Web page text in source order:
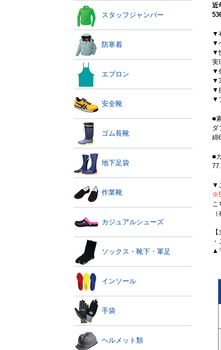
スタッフジャンパー
防寒着
エプロン
安全靴
ゴム長靴
地下足袋
作業靴
カジュアルシューズ
ソックス・靴下・軍足
インソール
手袋
ヘルメット類
近
▼
▼
▼
実
▼
▼
▼
■
ダ
綿
■
▼
こ